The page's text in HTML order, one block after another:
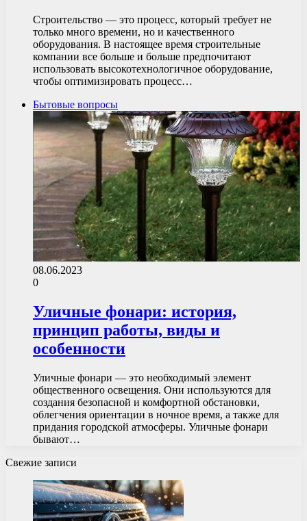
Строительство — это процесс, который требует не
только много времени, но и качественного
оборудования. В настоящее время строительные
компании все больше и больше предпочитают
использовать высокотехнологичное оборудование,
чтобы оптимизировать процесс…
Бытовые вопросы
08.06.2023
0
Уличные фонари: история,
принцип работы, виды и
особенности
Уличные фонари — это необходимый элемент
общественного освещения. Они используются для
создания безопасной и комфортной обстановки,
облегчения ориентации в ночное время, а также для
придания городской атмосферы. Уличные фонари
бывают…
Свежие записи